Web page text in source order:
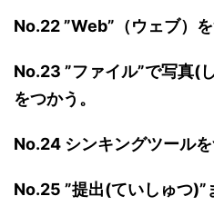
No.22 ”Web”（ウェブ）を
No.23 ”ファイル”で写真(
をつかう。
No.24 シンキングツールを
No.25 ”提出(ていしゅつ)”